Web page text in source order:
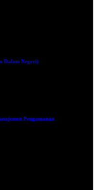
Dalam Negeri)
Pengamanan